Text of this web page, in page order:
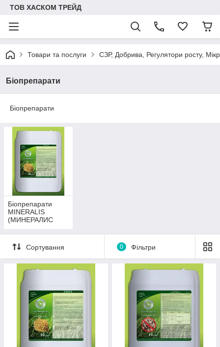
ТОВ ХАСКОМ ТРЕЙД
Товари та послуги СЗР, Добрива, Регулятори росту,
Біопрепарати
Біопрепарати
Біопрепарати
MINERALIS
(МИНЕРАЛИС
Сортування 0 Фільтри